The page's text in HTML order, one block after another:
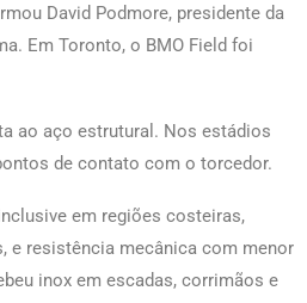
David Podmore, presidente da
Em Toronto, o BMO Field foi
ao aço estrutural. Nos estádios
de contato com o torcedor.
em regiões costeiras,
e resistência mecânica com menor
inox em escadas, corrimãos e